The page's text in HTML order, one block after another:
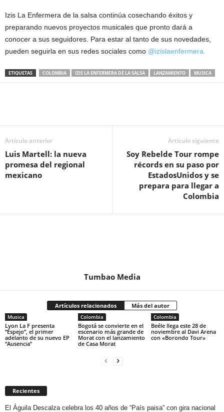
Izis La Enfermera de la salsa continúa cosechando éxitos y
preparando nuevos proyectos musicales que pronto dará a
conocer a sus seguidores. Para estar al tanto de sus novedades,
pueden seguirla en sus redes sociales como @izislaenfermera.
ETIQUETAS COLOMBIA IZIS LA ENFERMERA DE LA SALSA LANZAMIENTO MUSICA
Artículo anterior
Luis Martell: la nueva
promesa del regional
mexicano
Artículo siguiente
Soy Rebelde Tour rompe
récords en su paso por
EstadosUnidos y se
prepara para llegar a
Colombia
Tumbao Media
Artículos relacionados Más del autor
Musica
Lyon La F presenta
“Espejo”, el primer
adelanto de su nuevo EP
“Ausencia”
Colombia
Bogotá se convierte en el
escenario más grande de
Morat con el lanzamiento
de Casa Morat
Colombia
Beéle llega este 28 de
noviembre al Davi Arena
con «Borondo Tour»
Recientes
El Águila Descalza celebra los 40 años de “País paisa” con gira nacional